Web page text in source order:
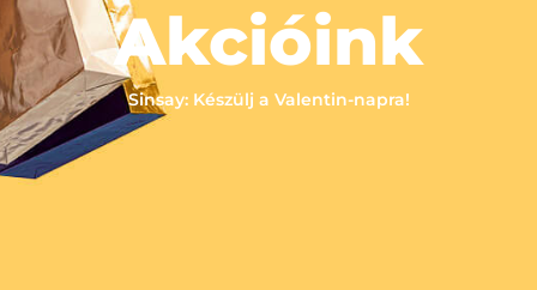
Akcióink
Sinsay: Készülj a Valentin-napra!